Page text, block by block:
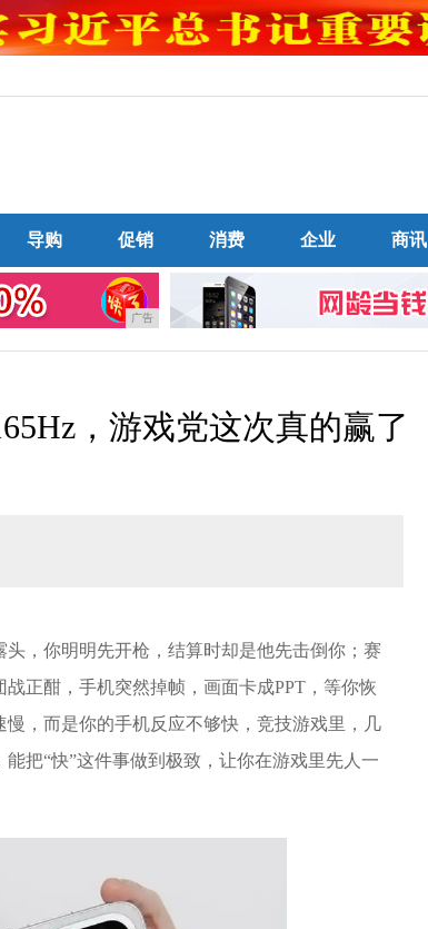
导购 促销 消费 企业 商讯
广告
，游戏党这次真的赢了
，你明明先开枪，结算时却是他先击倒你；赛
正酣，手机突然掉帧，画面卡成PPT，等你恢
，而是你的手机反应不够快，竞技游戏里，几
把“快”这件事做到极致，让你在游戏里先人一